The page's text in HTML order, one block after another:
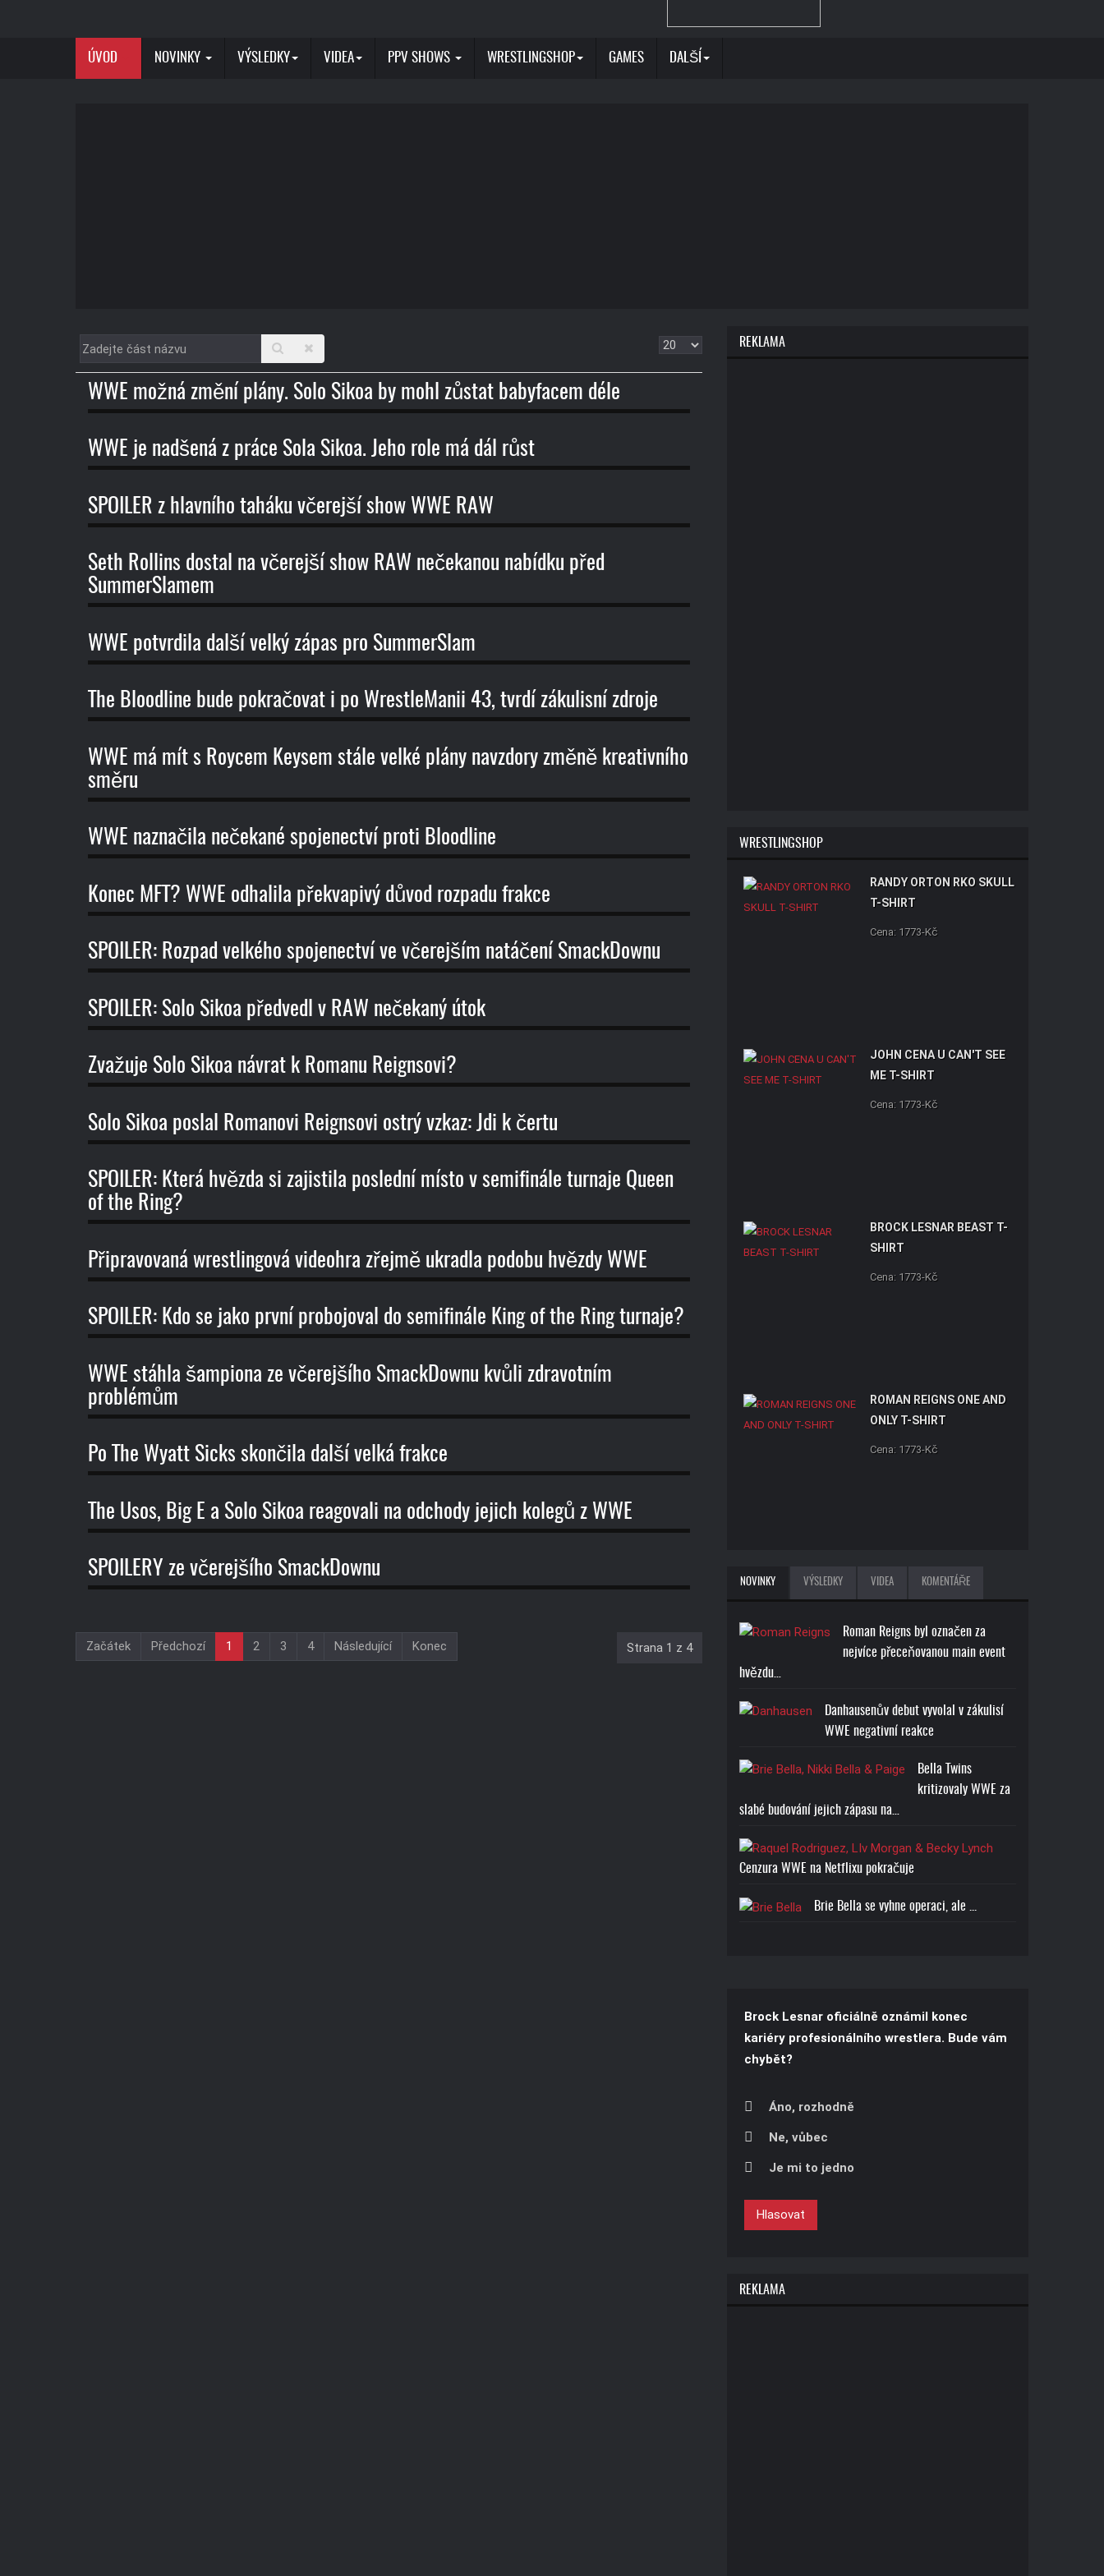
ÚVOD NOVINKY VÝSLEDKY VIDEA PPV SHOWS WRESTLINGSHOP GAMES DALŠÍ
Zadejte
část
názvu
Zobrazit
WWE možná změní plány. Solo Sikoa by mohl zůstat babyfacem déle
WWE je nadšená z práce Sola Sikoa. Jeho role má dál růst
SPOILER z hlavního taháku včerejší show WWE RAW
Seth Rollins dostal na včerejší show RAW nečekanou nabídku před
SummerSlamem
WWE potvrdila další velký zápas pro SummerSlam
The Bloodline bude pokračovat i po WrestleManii 43, tvrdí zákulisní zdroje
WWE má mít s Roycem Keysem stále velké plány navzdory změně kreativního
směru
WWE naznačila nečekané spojenectví proti Bloodline
Konec MFT? WWE odhalila překvapivý důvod rozpadu frakce
SPOILER: Rozpad velkého spojenectví ve včerejším natáčení SmackDownu
SPOILER: Solo Sikoa předvedl v RAW nečekaný útok
Zvažuje Solo Sikoa návrat k Romanu Reignsovi?
Solo Sikoa poslal Romanovi Reignsovi ostrý vzkaz: Jdi k čertu
SPOILER: Která hvězda si zajistila poslední místo v semifinále turnaje Queen
of the Ring?
Připravovaná wrestlingová videohra zřejmě ukradla podobu hvězdy WWE
SPOILER: Kdo se jako první probojoval do semifinále King of the Ring turnaje?
WWE stáhla šampiona ze včerejšího SmackDownu kvůli zdravotním
problémům
Po The Wyatt Sicks skončila další velká frakce
The Usos, Big E a Solo Sikoa reagovali na odchody jejich kolegů z WWE
SPOILERY ze včerejšího SmackDownu
Strana 1 z 4
Začátek Předchozí 1 2 3 4 Následující Konec
REKLAMA
WRESTLINGSHOP
RANDY ORTON RKO SKULL
T-SHIRT
Cena: 1773-Kč
JOHN CENA U CAN'T SEE
ME T-SHIRT
Cena: 1773-Kč
BROCK LESNAR BEAST T-
SHIRT
Cena: 1773-Kč
ROMAN REIGNS ONE AND
ONLY T-SHIRT
Cena: 1773-Kč
NOVINKY VÝSLEDKY VIDEA KOMENTÁŘE
Roman Reigns byl označen za
nejvíce přeceňovanou main event
hvězdu…
Danhausenův debut vyvolal v zákulisí
WWE negativní reakce
Bella Twins
kritizovaly WWE za
slabé budování jejich zápasu na…
Cenzura WWE na Netflixu pokračuje
Brie Bella se vyhne operaci, ale ...
Brock Lesnar oficiálně oznámil konec
kariéry profesionálního wrestlera. Bude vám
chybět?
Áno, rozhodně
Ne, vůbec
Je mi to jedno
Hlasovat
REKLAMA